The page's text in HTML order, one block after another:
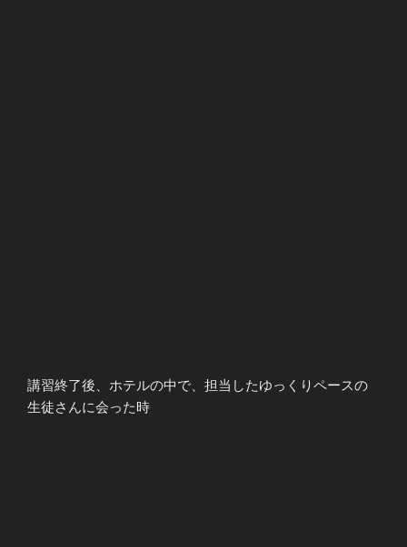
講習終了後、ホテルの中で、担当したゆっくりペースの
生徒さんに会った時